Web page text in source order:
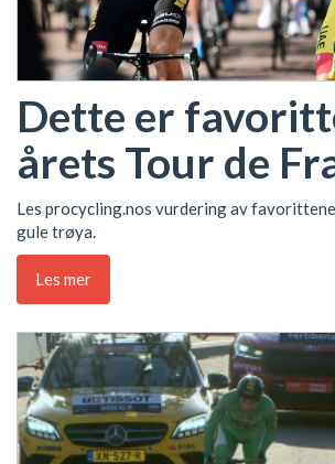
Dette er
årets Tour de
Les procycling.nos vurdering av favorittene
gule trøya.
Les mer